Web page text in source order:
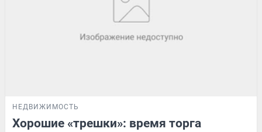
НЕДВИЖИМОСТЬ
Хорошие «трешки»: время торга